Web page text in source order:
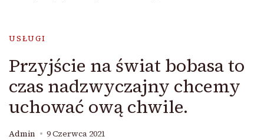
USŁUGI
Przyjście na świat bobasa to
czas nadzwyczajny chcemy
uchować ową chwile.
Admin 9 Czerwca 2021